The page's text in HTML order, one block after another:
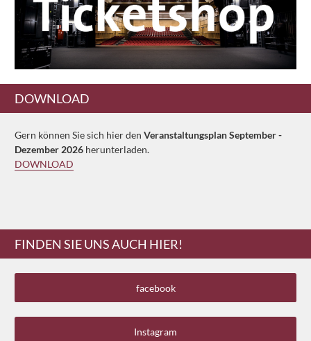
DOWNLOAD
Gern können Sie sich hier den Veranstaltungsplan September -
Dezember 2026 herunterladen.
DOWNLOAD
FINDEN SIE UNS AUCH HIER!
facebook
Instagram